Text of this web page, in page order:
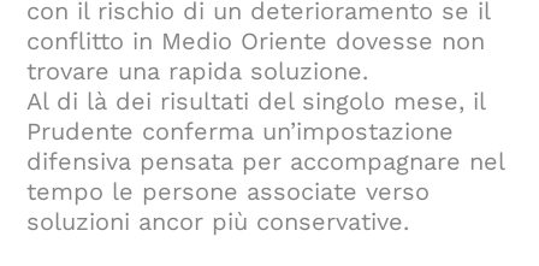
con il rischio di un deterioramento se il
conflitto in Medio Oriente dovesse non
trovare una rapida soluzione.
Al di là dei risultati del singolo mese, il
Prudente conferma un’impostazione
difensiva pensata per accompagnare nel
tempo le persone associate verso
soluzioni ancor più conservative.